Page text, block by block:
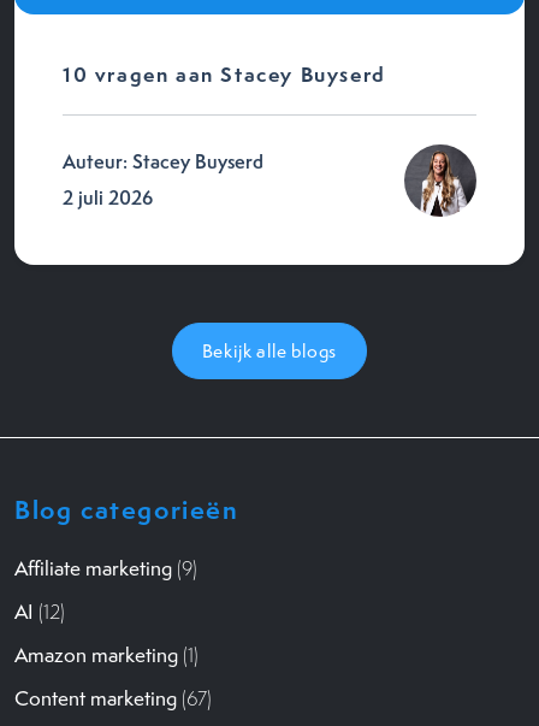
10 vragen aan Stacey Buyserd
Auteur: Stacey Buyserd
2 juli 2026
Bekijk alle blogs
Blog categorieën
Affiliate marketing (9)
AI (12)
Amazon marketing (1)
Content marketing (67)